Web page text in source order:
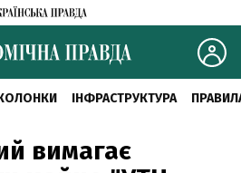
ІНФРАСТРУКТУРА
вимагає